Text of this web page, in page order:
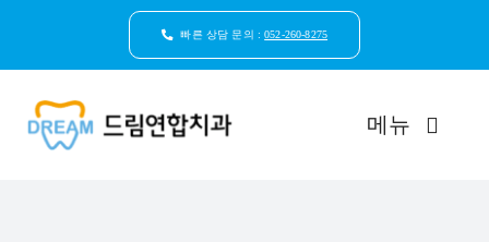
빠른 상담 문의 :052-260-8275
메뉴